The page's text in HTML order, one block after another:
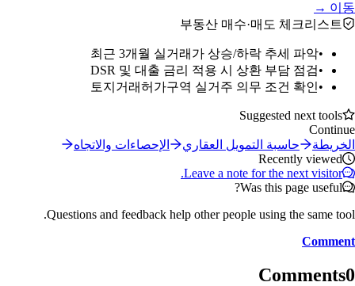
이동 →
부동산 매수·매도 체크리스트
•
최근 3개월 실거래가 상승/하락 추세 파악
•
DSR 및 대출 금리 적용 시 상환 부담 점검
•
토지거래허가구역 실거주 의무 조건 확인
Suggested next tools
Continue
الخريطة
حاسبة التمويل العقاري
الإحصاءات والاتجاه
Recently viewed
Leave a note for the next visitor.
Was this page useful?
Questions and feedback help other people using the same tool.
Comment
Comments0